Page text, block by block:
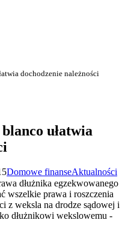
dochodzenie należności
ułatwia
Domowe finanseAktualności
dłużnika egzekwowanego
wszelkie prawa i roszczenia
z weksla na drodze sądowej i
dłużnikowi wekslowemu -